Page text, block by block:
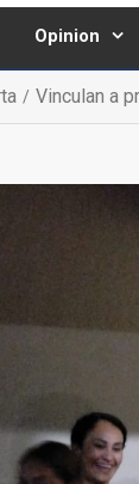
Opinion
Vinculan a